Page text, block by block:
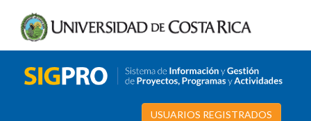
USUARIOS REGISTRADOS